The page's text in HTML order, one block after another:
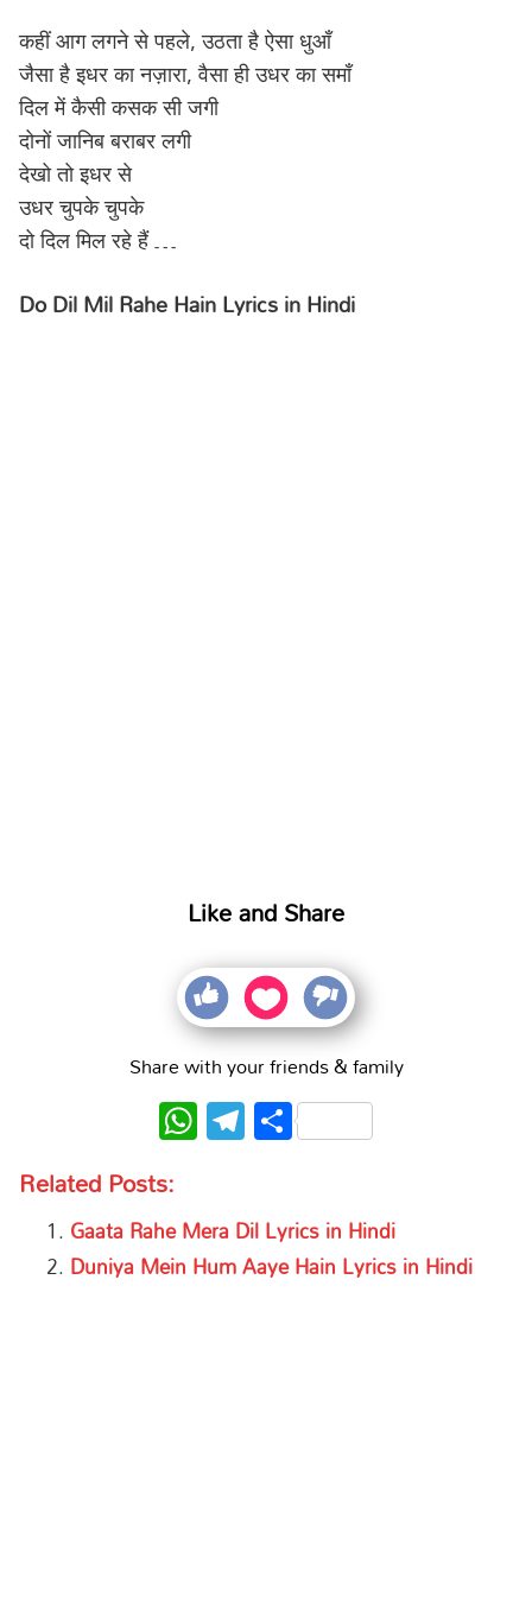
कहीं आग लगने से पहले, उठता है ऐसा धुआँ
जैसा है इधर का नज़ारा, वैसा ही उधर का समाँ
दिल में कैसी कसक सी जगी
दोनों जानिब बराबर लगी
देखो तो इधर से
उधर चुपके चुपके
दो दिल मिल रहे हैं …
Do Dil Mil Rahe Hain Lyrics in Hindi
Like and Share
Share with your friends & family
WhatsApp
Telegram
Share
Related Posts:
Gaata Rahe Mera Dil Lyrics in Hindi
Duniya Mein Hum Aaye Hain Lyrics in Hindi